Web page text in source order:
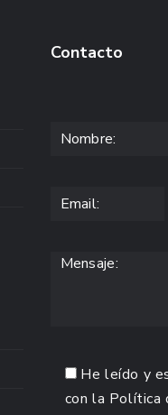
Contacto
He leído y
con la Política